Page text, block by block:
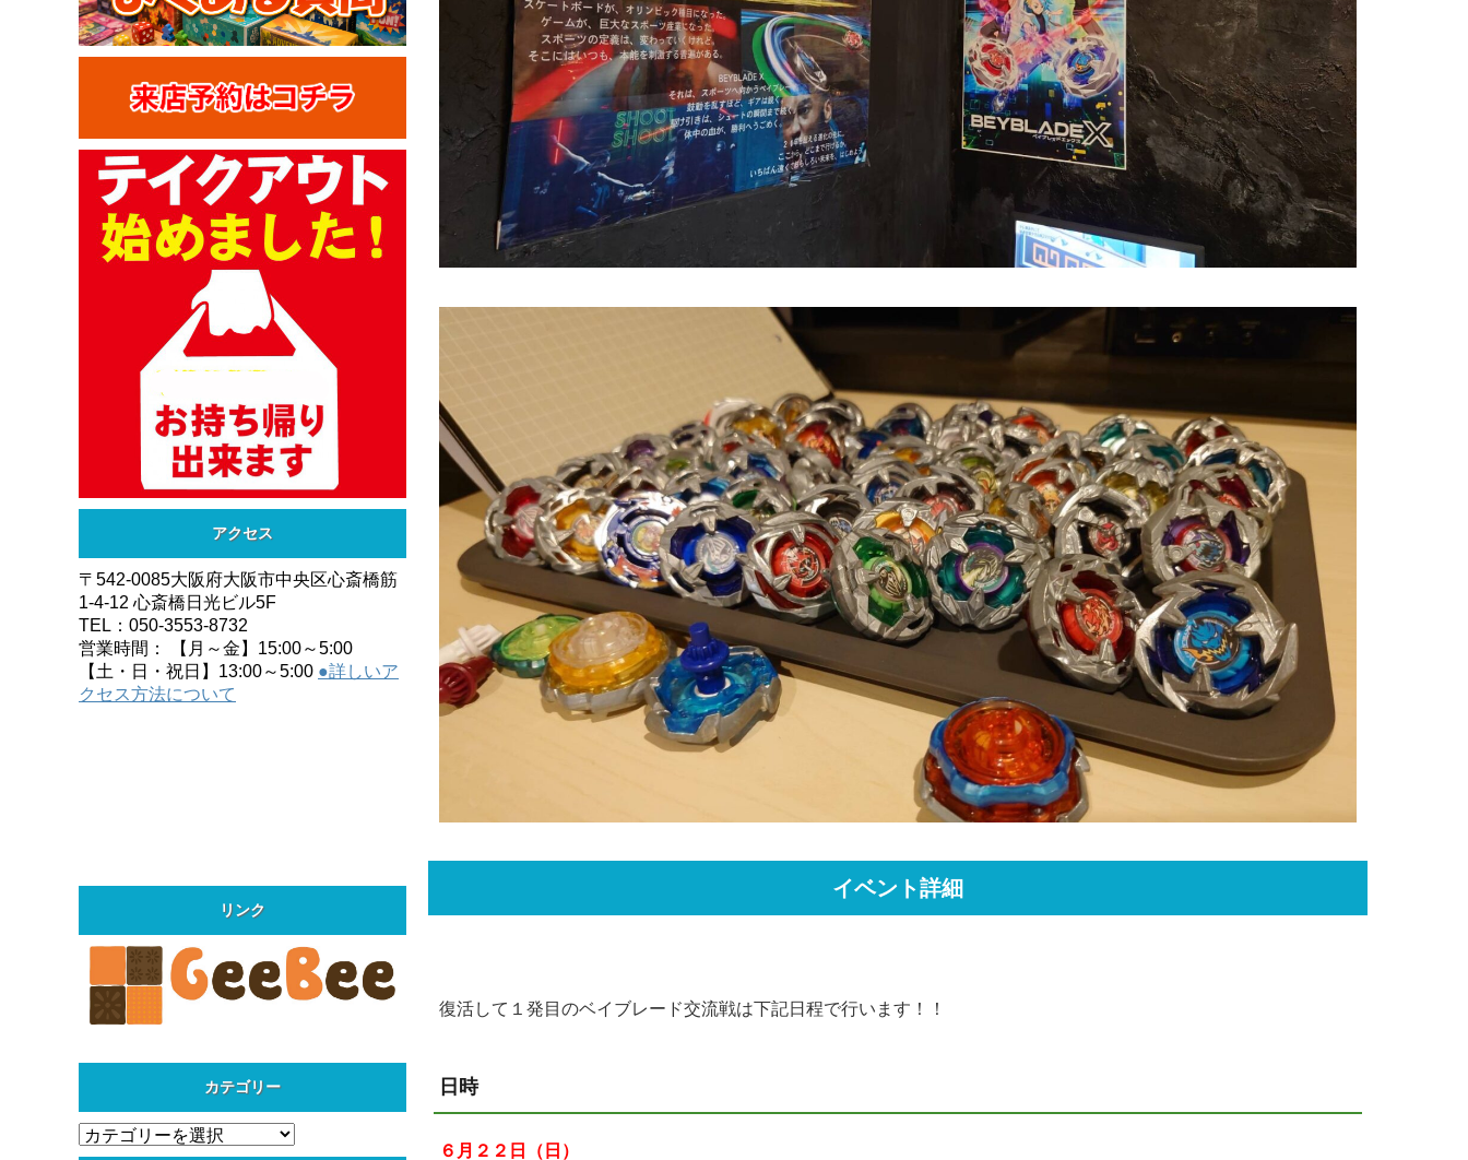
イベント詳細
復活して１発目のベイブレード交流戦は下記日程で行います！！
日時
６月２２日（日）
アクセス
〒542-0085大阪府大阪市中央区心斎橋筋
1-4-12 心斎橋日光ビル5F
TEL：050-3553-8732
営業時間： 【月～金】15:00～5:00
【土・日・祝日】13:00～5:00 ●詳しいア
クセス方法について
リンク
カテゴリー
カ
テ